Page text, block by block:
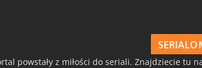
powstały z miłości do seriali. Znajdziecie